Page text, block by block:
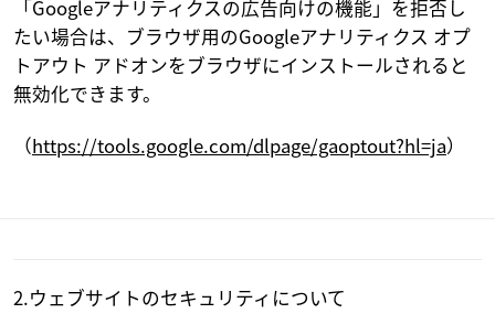
「Googleアナリティクスの広告向けの機能」を拒否し
たい場合は、ブラウザ用のGoogleアナリティクス オプ
トアウト アドオンをブラウザにインストールされると
無効化できます。
（https://tools.google.com/dlpage/gaoptout?hl=ja）
2.ウェブサイトのセキュリティについて